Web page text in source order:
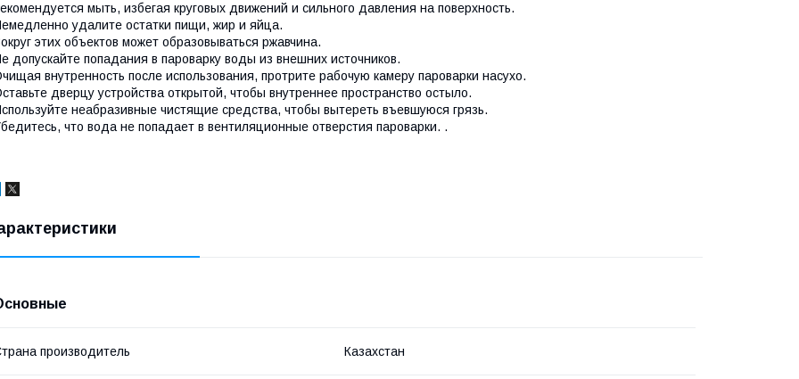
мыть, избегая круговых движений и сильного давления на поверхность.
удалите остатки пищи, жир и яйца.
этих объектов может образовываться ржавчина.
допускайте попадания в пароварку воды из внешних источников.
внутренность после использования, протрите рабочую камеру пароварки насухо.
дверцу устройства открытой, чтобы внутреннее пространство остыло.
неабразивные чистящие средства, чтобы вытереть въевшуюся грязь.
что вода не попадает в вентиляционные отверстия пароварки. .
производитель Казахстан